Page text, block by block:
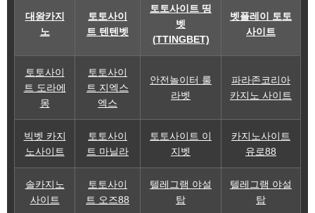
대왕카지
노
토토사이
트 텐텐벳
토토사이트 띵
벳
(TTINGBET)
벳플레이 토토
사이트
토토사이
트 도라에
몽
토토사이
트 지엑스
엑스
안전놀이터 룰
라벳
파라존코리아
카지노 사이트
빅벳 카지
노사이트
토토사이
트 마닐라
토토사이트 이
지벳
카지노사이트
유로88
솔카지노
사이트
토토사이
트 오즈88
텔레그램 야설
탑
텔레그램 야설
탑